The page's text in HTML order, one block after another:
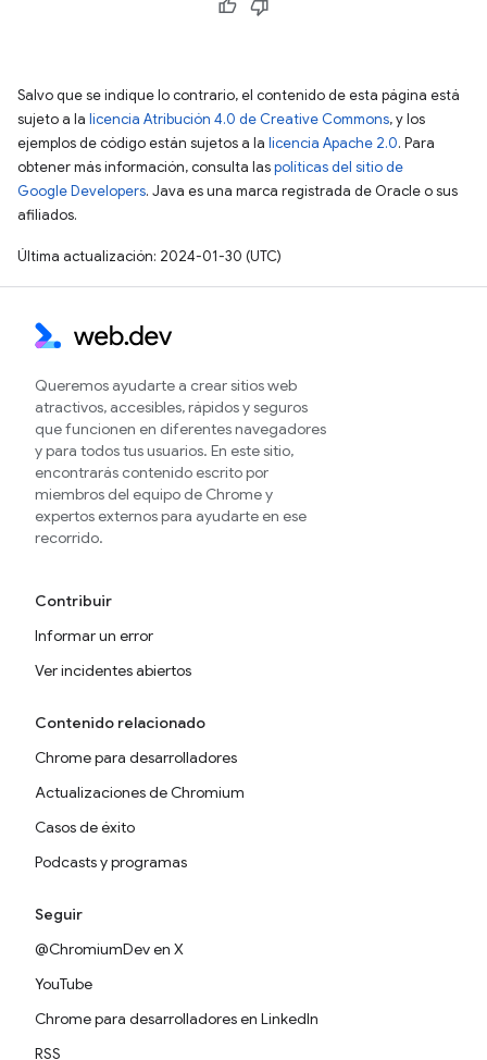
Salvo que se indique lo contrario, el contenido de esta página está
sujeto a la licencia Atribución 4.0 de Creative Commons, y los
ejemplos de código están sujetos a la licencia Apache 2.0. Para
obtener más información, consulta laspolíticas del sitio de
Google Developers. Java es una marca registrada de Oracle o sus
afiliados.
Última actualización: 2024-01-30 (UTC)
Queremos ayudarte a crear sitios web
atractivos, accesibles, rápidos y seguros
que funcionen en diferentes navegadores
y para todos tus usuarios. En este sitio,
encontrarás contenido escrito por
miembros del equipo de Chrome y
expertos externos para ayudarte en ese
recorrido.
Contribuir
Informar un error
Ver incidentes abiertos
Contenido relacionado
Chrome para desarrolladores
Actualizaciones de Chromium
Casos de éxito
Podcasts y programas
Seguir
@ChromiumDev en X
YouTube
Chrome para desarrolladores en LinkedIn
RSS